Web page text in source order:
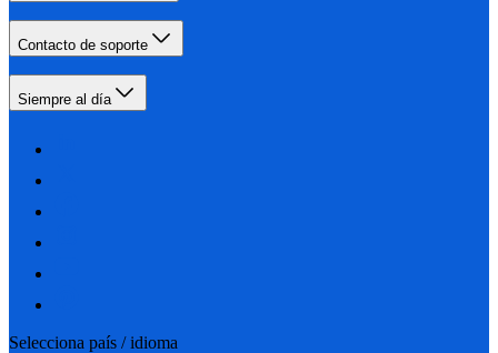
Contacto de soporte
Siempre al día
Selecciona país / idioma